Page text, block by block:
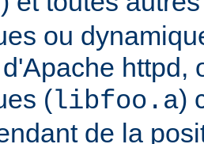
ou
httpd,
(libfoo.a)
de la